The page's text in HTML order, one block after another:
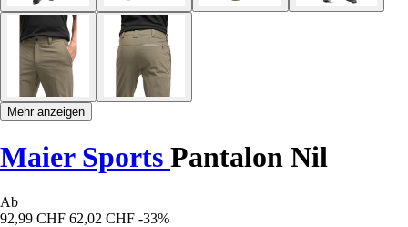
Mehr anzeigen
Maier Sports Pantalon Nil
Ab
92,99 CHF 62,02 CHF -33%